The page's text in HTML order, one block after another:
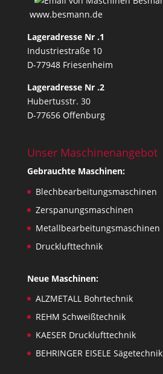
www.besmann.de
Lageradresse Nr .1
Industriestraße 10
D-77948 Friesenheim
Lageradresse Nr .2
Hubertusstr. 30
D-77656 Offenburg
Unser Maschinenangebot
Gebrauchte Maschinen:
Blechbearbeitungsmaschinen
Zerspanungsmaschinen
Metallbearbeitungsmaschinen
Drucklufttechnik
Neue Maschinen:
ALZMETALL Bohrtechnik
REHM Schweißtechnik
KAESER Drucklufttechnik
BEHRINGER EISELE Sägetechnik